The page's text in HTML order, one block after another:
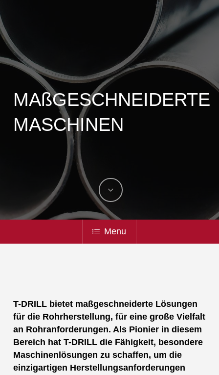
MAßGESCHNEIDERTE
MASCHINEN
Menu
T-DRILL bietet maßgeschneiderte Lösungen
für die Rohrherstellung, für eine große Vielfalt
an Rohranforderungen. Als Pionier in diesem
Bereich hat T-DRILL die Fähigkeit, besondere
Maschinenlösungen zu schaffen, um die
einzigartigen Herstellungsanforderungen